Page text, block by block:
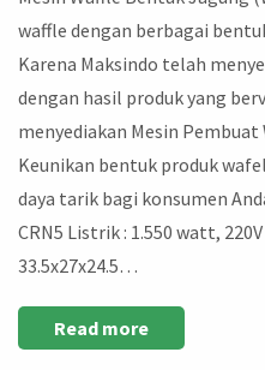
waffle dengan berbagai
Karena Maksindo telah
dengan hasil produk yang
menyediakan Mesin
Keunikan bentuk produk
daya tarik bagi konsumen
CRN5 Listrik : 1.550 watt,
33.5x27x24.5…
Read more